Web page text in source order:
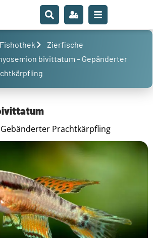
Fishothek
Zierfische
bivittatum – Gepänderter
Prachtkärpfling